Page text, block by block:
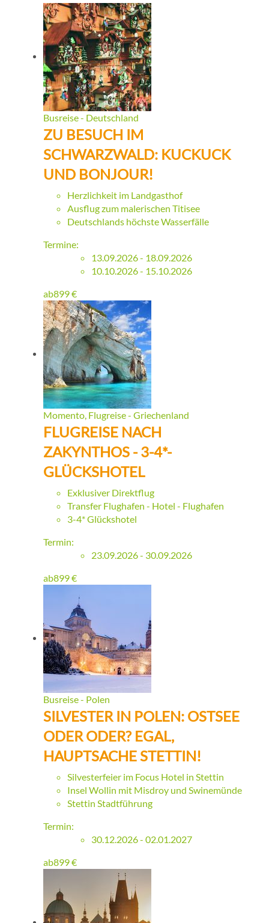
Busreise - Deutschland
ZU BESUCH IM
SCHWARZWALD: KUCKUCK
UND BONJOUR!
Herzlichkeit im Landgasthof
Ausflug zum malerischen Titisee
Deutschlands höchste Wasserfälle
Termine:
13.09.2026 - 18.09.2026
10.10.2026 - 15.10.2026
ab899€
Momento, Flugreise - Griechenland
FLUGREISE NACH
ZAKYNTHOS - 3-4*-
GLÜCKSHOTEL
Exklusiver Direktflug
Transfer Flughafen - Hotel - Flughafen
3-4* Glückshotel
Termin:
23.09.2026 - 30.09.2026
ab899€
Busreise - Polen
SILVESTER IN POLEN: OSTSEE
ODER ODER? EGAL,
HAUPTSACHE STETTIN!
Silvesterfeier im Focus Hotel in Stettin
Insel Wollin mit Misdroy und Swinemünde
Stettin Stadtführung
Termin:
30.12.2026 - 02.01.2027
ab899€